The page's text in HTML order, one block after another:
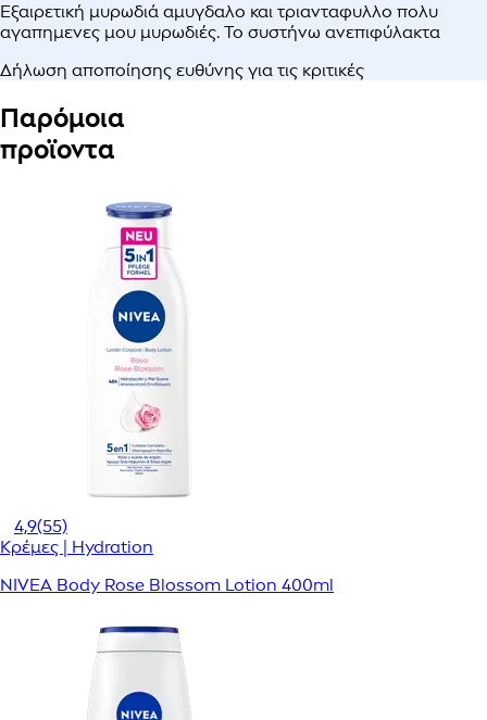
Εξαιρετική μυρωδιά αμυγδαλο και τριανταφυλλο πολυ
αγαπημενες μου μυρωδιές. Το συστήνω ανεπιφύλακτα
Δήλωση αποποίησης ευθύνης για τις κριτικές
Παρόμοια
προϊοντα
4,9(55)
Κρέμες | Hydration
NIVEA Body Rose Blossom Lotion 400ml